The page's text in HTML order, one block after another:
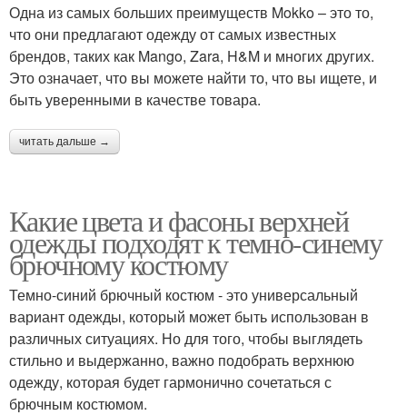
Одна из самых больших преимуществ Mokko – это то,
что они предлагают одежду от самых известных
брендов, таких как Mango, Zara, H&M и многих других.
Это означает, что вы можете найти то, что вы ищете, и
быть уверенными в качестве товара.
читать дальше →
Какие цвета и фасоны верхней
одежды подходят к темно-синему
брючному костюму
Темно-синий брючный костюм - это универсальный
вариант одежды, который может быть использован в
различных ситуациях. Но для того, чтобы выглядеть
стильно и выдержанно, важно подобрать верхнюю
одежду, которая будет гармонично сочетаться с
брючным костюмом.